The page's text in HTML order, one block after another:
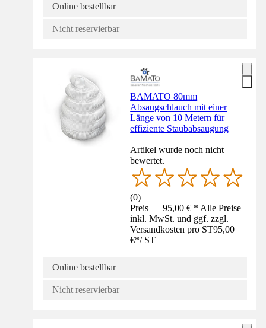
Online bestellbar
Nicht reservierbar
BAMATO 80mm
Absaugschlauch mit einer
Länge von 10 Metern für
effiziente Staubabsaugung
Artikel wurde noch nicht
bewertet.
(0)
Preis — 95,00 € * Alle Preise
inkl. MwSt. und ggf. zzgl.
Versandkosten pro ST95,00
€*/ ST
Online bestellbar
Nicht reservierbar